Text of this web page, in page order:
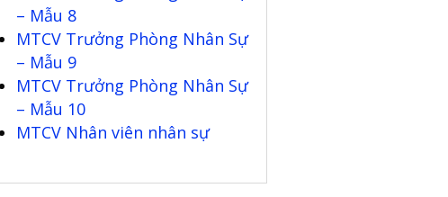
– Mẫu 8
MTCV Trưởng Phòng Nhân Sự
– Mẫu 9
MTCV Trưởng Phòng Nhân Sự
– Mẫu 10
MTCV Nhân viên nhân sự